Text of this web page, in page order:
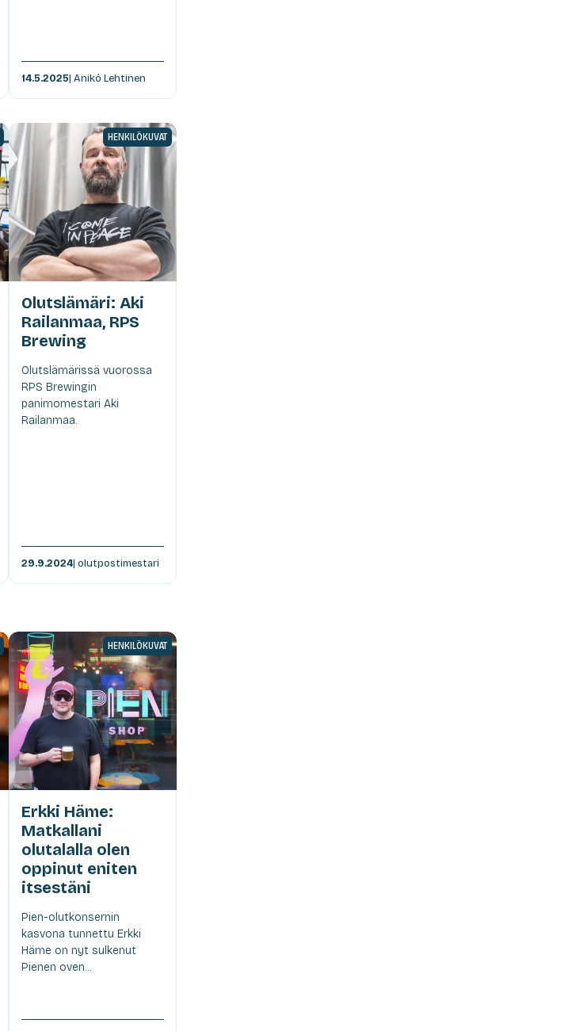
14.5.2025| Anikó Lehtinen
HENKILÖKUVAT
Olutslämäri: Aki
Railanmaa, RPS
Brewing
Olutslämärissä vuorossa
RPS Brewingin
panimomestari Aki
Railanmaa.
29.9.2024| olutpostimestari
HENKILÖKUVAT
Erkki Häme:
Matkallani
olutalalla olen
oppinut eniten
itsestäni
Pien-olutkonsernin
kasvona tunnettu Erkki
Häme on nyt sulkenut
Pienen oven...